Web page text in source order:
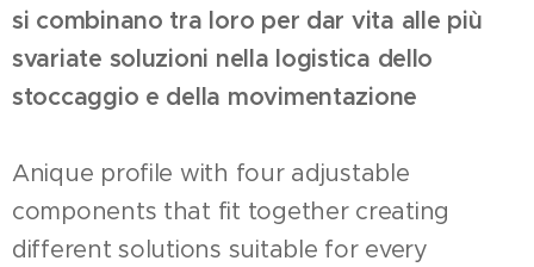
si combinano tra loro per dar vita alle più
svariate soluzioni nella logistica dello
stoccaggio e della movimentazione
Anique profile with four adjustable
components that fit together creating
different solutions suitable for every